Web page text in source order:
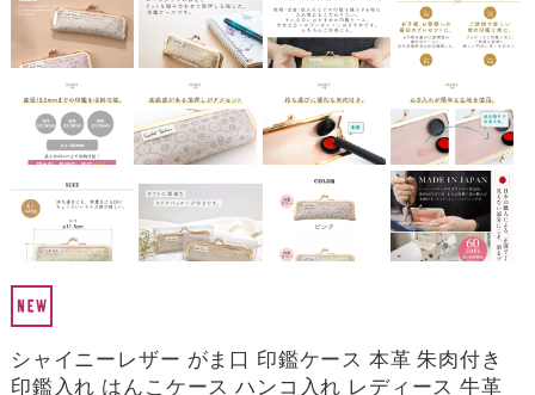
シャイニーレザー がま口 印鑑ケース 本革 朱肉付き
印鑑入れ はんこケース ハンコ入れ レディース 牛革